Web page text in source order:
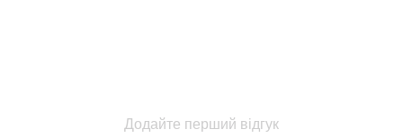
Додайте перший відгук